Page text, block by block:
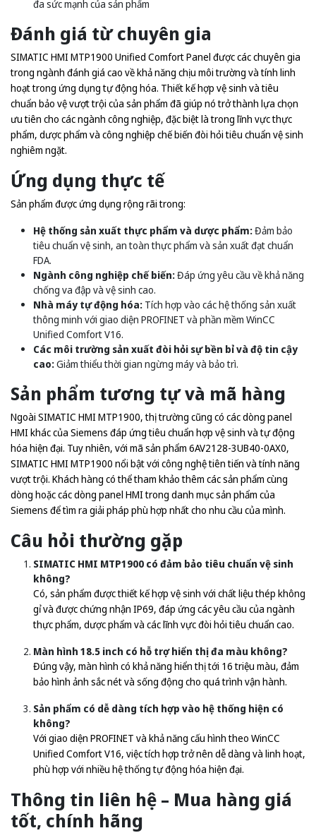
đa sức mạnh của sản phẩm
Đánh giá từ chuyên gia
SIMATIC HMI MTP1900 Unified Comfort Panel được các chuyên gia
trong ngành đánh giá cao về khả năng chịu môi trường và tính linh
hoạt trong ứng dụng tự động hóa. Thiết kế hợp vệ sinh và tiêu
chuẩn bảo vệ vượt trội của sản phẩm đã giúp nó trở thành lựa chọn
ưu tiên cho các ngành công nghiệp, đặc biệt là trong lĩnh vực thực
phẩm, dược phẩm và công nghiệp chế biến đòi hỏi tiêu chuẩn vệ sinh
nghiêm ngặt.
Ứng dụng thực tế
Sản phẩm được ứng dụng rộng rãi trong:
Hệ thống sản xuất thực phẩm và dược phẩm:Đảm bảo
tiêu chuẩn vệ sinh, an toàn thực phẩm và sản xuất đạt chuẩn
FDA.
Ngành công nghiệp chế biến:Đáp ứng yêu cầu về khả năng
chống va đập và vệ sinh cao.
Nhà máy tự động hóa: Tích hợp vào các hệ thống sản xuất
thông minh với giao diện PROFINET và phần mềm WinCC
Unified Comfort V16.
Các môi trường sản xuất đòi hỏi sự bền bỉ và độ tin cậy
cao:Giảm thiểu thời gian ngừng máy và bảo trì.
Sản phẩm tương tự và mã hàng
Ngoài SIMATIC HMI MTP1900, thị trường cũng có các dòng panel
HMI khác của Siemens đáp ứng tiêu chuẩn hợp vệ sinh và tự động
hóa hiện đại. Tuy nhiên, với mã sản phẩm 6AV2128-3UB40-0AX0,
SIMATIC HMI MTP1900 nổi bật với công nghệ tiên tiến và tính năng
vượt trội. Khách hàng có thể tham khảo thêm các sản phẩm cùng
dòng hoặc các dòng panel HMI trong danh mục sản phẩm của
Siemens để tìm ra giải pháp phù hợp nhất cho nhu cầu của mình.
Câu hỏi thường gặp
SIMATIC HMI MTP1900 có đảm bảo tiêu chuẩn vệ sinh
không?
Có, sản phẩm được thiết kế hợp vệ sinh với chất liệu thép không
gỉ và được chứng nhận IP69, đáp ứng các yêu cầu của ngành
thực phẩm, dược phẩm và các lĩnh vực đòi hỏi tiêu chuẩn cao.
Màn hình 18.5 inch có hỗ trợ hiển thị đa màu không?
Đúng vậy, màn hình có khả năng hiển thị tới 16 triệu màu, đảm
bảo hình ảnh sắc nét và sống động cho quá trình vận hành.
Sản phẩm có dễ dàng tích hợp vào hệ thống hiện có
không?
Với giao diện PROFINET và khả năng cấu hình theo WinCC
Unified Comfort V16, việc tích hợp trở nên dễ dàng và linh hoạt,
phù hợp với nhiều hệ thống tự động hóa hiện đại.
Thông tin liên hệ – Mua hàng giá
tốt, chính hãng